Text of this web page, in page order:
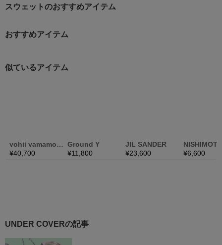
スウェットのおすすめアイテム
おすすめアイテム
UNDER COVERの記事